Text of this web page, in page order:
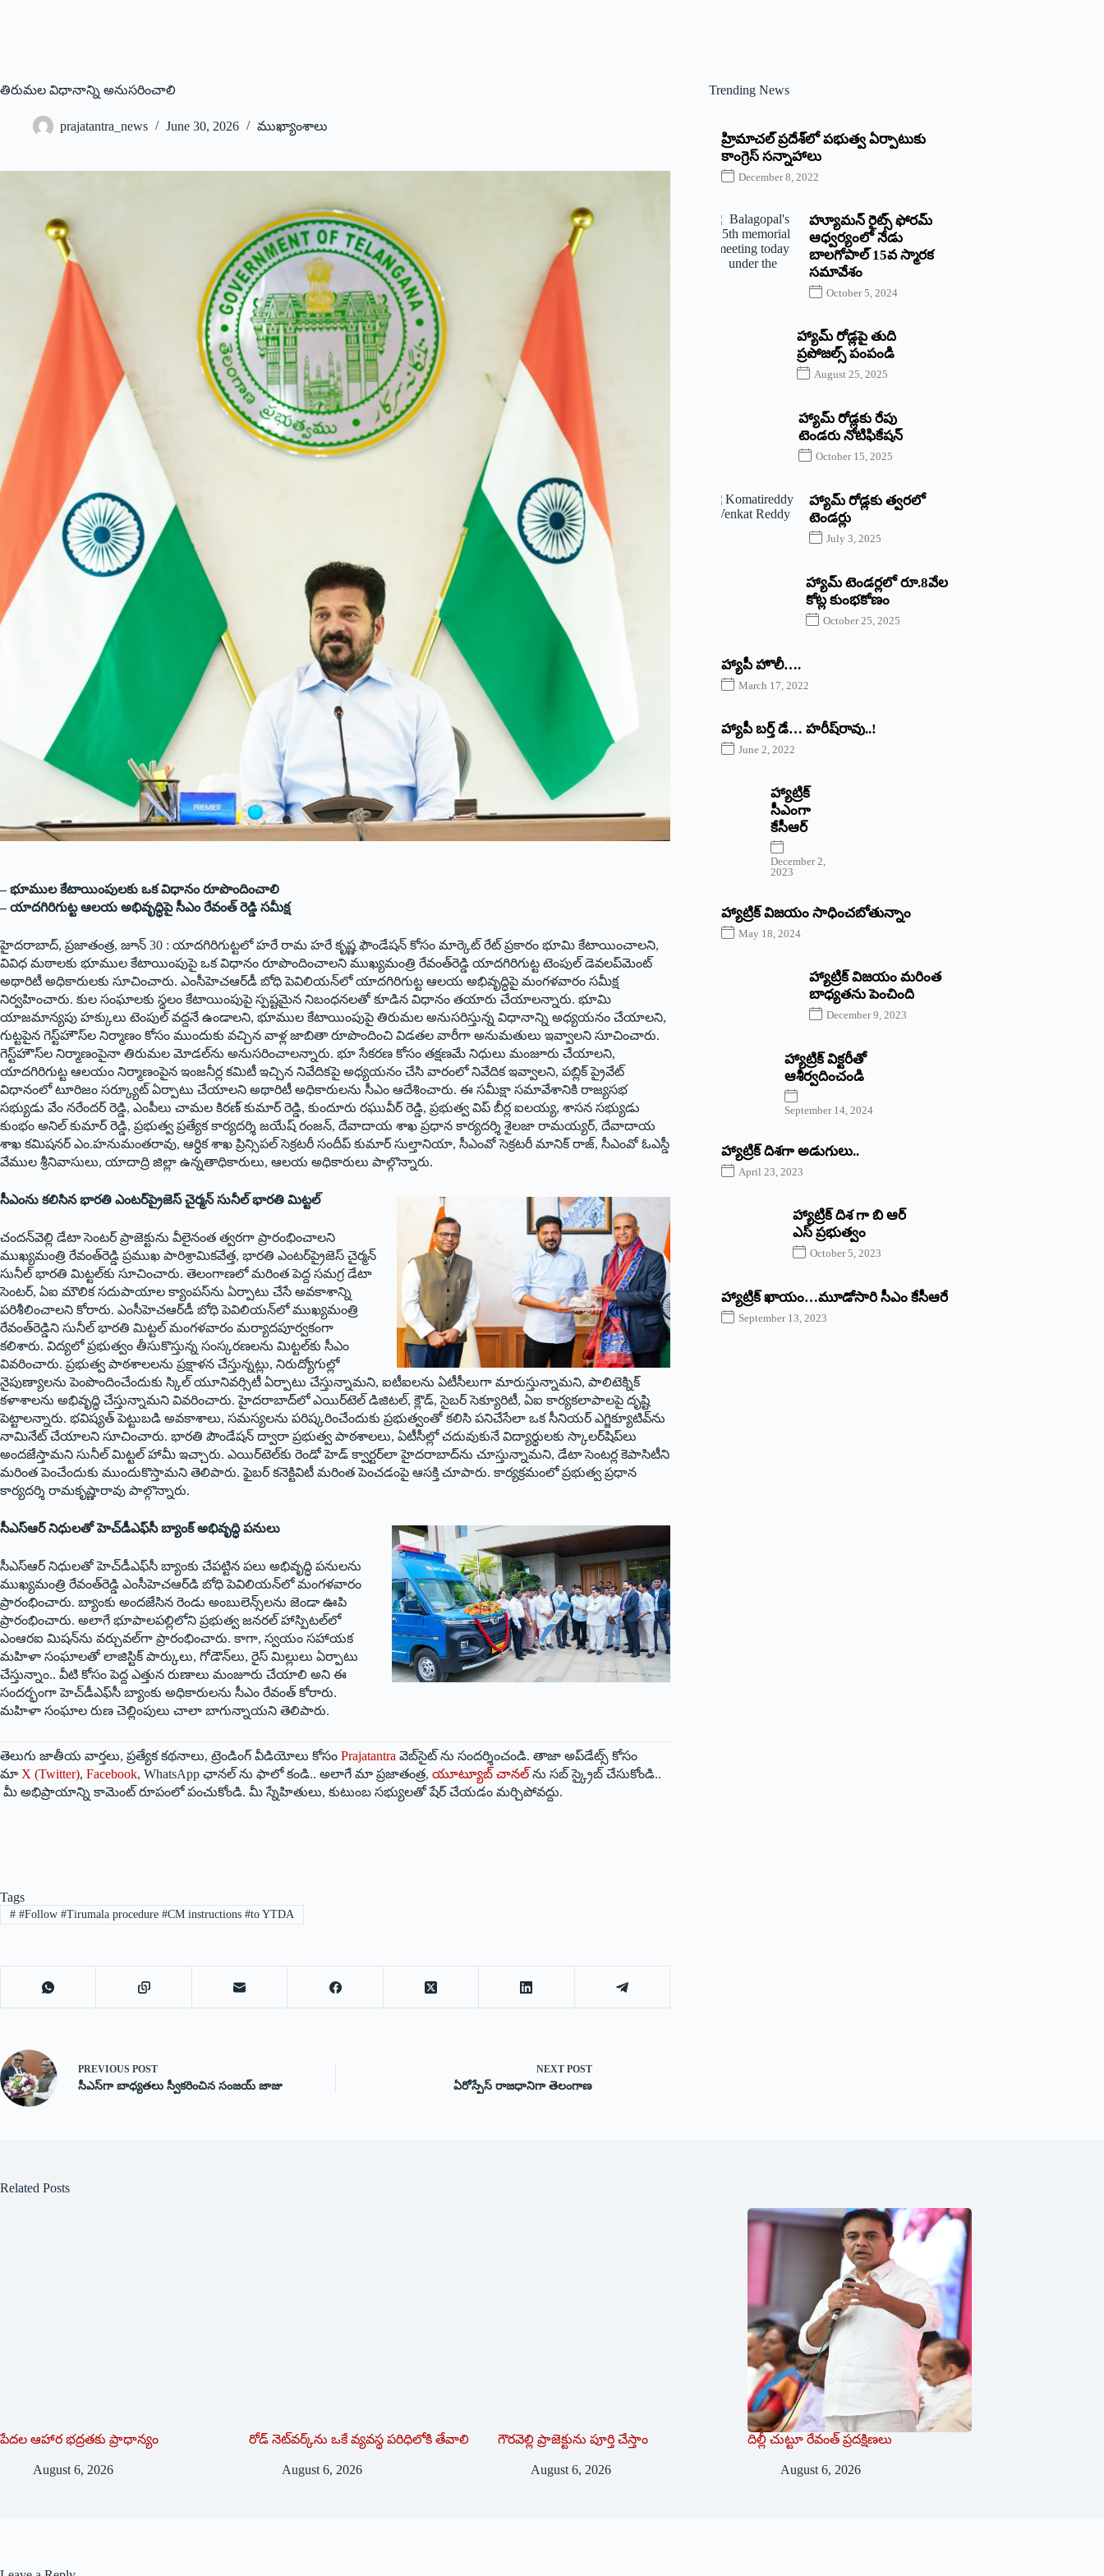
తిరుమల విధానాన్ని అనుసరించాలి
prajatantra_news June 30, 2026 ముఖ్యాంశాలు
– భూముల కేటాయింపులకు ఒక విధానం రూపొందించాలి
– యాదగిరిగుట్ట ఆలయ అభివృద్ధిపై సీఎం రేవంత్ రెడ్డి సమీక్ష
హైదరాబాద్, ప్రజాతంత్ర, జూన్ 30 : యాదగిరిగుట్టలో హరే రామ హరే కృష్ణ ఫౌండేషన్ కోసం మార్కెట్ రేట్ ప్రకారం భూమి కేటాయించాలని,
వివిధ మఠాలకు భూముల కేటాయింపుపై ఒక విధానం రూపొందించాలని ముఖ్యమంత్రి రేవంత్‌రెడ్డి యాదగిరిగుట్ట టెంపుల్ డెవలప్‌మెంట్
అథారిటీ అధికారులకు సూచించారు. ఎంసీహెచఆర్‌డీ బోధి పెవిలియన్‌లో యాదగిరిగుట్ట ఆలయ అభివృద్ధిపై మంగళవారం సమీక్ష
నిర్వహించారు. కుల సంఘాలకు స్థలం కేటాయింపుపై స్పష్టమైన నిబంధనలతో కూడిన విధానం తయారు చేయాలన్నారు. భూమి
యాజమాన్యపు హక్కులు టెంపుల్ వద్దనే ఉండాలని, భూముల కేటాయింపుపై తిరుమల అనుసరిస్తున్న విధానాన్ని అధ్యయనం చేయాలని,
గుట్టపైన గెస్ట్‌హౌస్‌ల నిర్మాణం కోసం ముందుకు వచ్చిన వాళ్ల జాబితా రూపొందించి విడతల వారీగా అనుమతులు ఇవ్వాలని సూచించారు.
గెస్ట్‌హౌస్‌ల నిర్మాణంపైనా తిరుమల మోడల్‌ను అనుసరించాలన్నారు. భూ సేకరణ కోసం తక్షణమే నిధులు మంజూరు చేయాలని,
యాదగిరిగుట్ట ఆలయం నిర్మాణంపైన ఇంజనీర్ల కమిటీ ఇచ్చిన నివేదికపై అధ్యయనం చేసి వారంలో నివేదిక ఇవ్వాలని, పబ్లిక్ ప్రైవేట్
విధానంలో టూరిజం సర్క్యూట్ ఏర్పాటు చేయాలని అథారిటీ అధికారులను సీఎం ఆదేశించారు. ఈ సమీక్షా సమావేశానికి రాజ్యసభ
సభ్యుడు వేం నరేందర్ రెడ్డి, ఎంపీలు చామల కిరణ్ కుమార్ రెడ్డి, కుందూరు రఘువీర్ రెడ్డి, ప్రభుత్వ విప్ బీర్ల ఐలయ్య, శాసన సభ్యుడు
కుంభం అనిల్ కుమార్ రెడ్డి, ప్రభుత్వ ప్రత్యేక కార్యదర్శి జయేష్ రంజన్, దేవాదాయ శాఖ ప్రధాన కార్యదర్శి శైలజా రామయ్యర్, దేవాదాయ
శాఖ కమిషనర్ ఎం.హనుమంతరావు, ఆర్ధిక శాఖ ప్రిన్సిపల్ సెక్రటరీ సందీప్ కుమార్ సుల్తానియా, సీఎంవో సెక్రటరీ మానిక్ రాజ్, సీఎంవో ఓఎస్డీ
వేముల శ్రీనివాసులు, యాదాద్రి జిల్లా ఉన్నతాధికారులు, ఆలయ అధికారులు పాల్గొన్నారు.
సీఎంను కలిసిన భారతి ఎంటర్‌ప్రైజెస్ చైర్మన్ సునీల్ భారతి మిట్టల్
చందన్‌వెల్లి డేటా సెంటర్ ప్రాజెక్టును వీలైనంత త్వరగా ప్రారంభించాలని
ముఖ్యమంత్రి రేవంత్‌రెడ్డి ప్రముఖ పారిశ్రామికవేత్త, భారతి ఎంటర్‌ప్రైజెస్ చైర్మన్
సునీల్ భారతి మిట్టల్‌కు సూచించారు. తెలంగాణలో మరింత పెద్ద సమగ్ర డేటా
సెంటర్, ఏఐ మౌలిక సదుపాయాల క్యాంపస్‌ను ఏర్పాటు చేసే అవకాశాన్ని
పరిశీలించాలని కోరారు. ఎంసీహెచఆర్‌డీ బోధి పెవిలియన్‌లో ముఖ్యమంత్రి
రేవంత్‌రెడ్డిని సునీల్ భారతి మిట్టల్ మంగళవారం మర్యాదపూర్వకంగా
కలిశారు. విద్యలో ప్రభుత్వం తీసుకొస్తున్న సంస్కరణలను మిట్టల్‌కు సీఎం
వివరించారు. ప్రభుత్వ పాఠశాలలను ప్రక్షాళన చేస్తున్నట్లు, నిరుద్యోగుల్లో
నైపుణ్యాలను పెంపొందించేందుకు స్కిల్ యూనివర్సిటీ ఏర్పాటు చేస్తున్నామని, ఐటీఐలను ఏటీసీలుగా మారుస్తున్నామని, పాలిటెక్నిక్
కళాశాలను అభివృద్ధి చేస్తున్నామని వివరించారు. హైదరాబాద్‌లో ఎయిర్‌టెల్ డిజిటల్, క్లౌడ్, సైబర్ సెక్యూరిటీ, ఏఐ కార్యకలాపాలపై దృష్టి
పెట్టాలన్నారు. భవిష్యత్ పెట్టుబడి అవకాశాలు, సమస్యలను పరిష్కరించేందుకు ప్రభుత్వంతో కలిసి పనిచేసేలా ఒక సీనియర్ ఎగ్జిక్యూటివ్‌ను
నామినేట్ చేయాలని సూచించారు. భారతి పౌండేషన్ ద్వారా ప్రభుత్వ పాఠశాలలు, ఏటీసీల్లో చదువుకునే విద్యార్థులకు స్కాలర్‌షిప్‌లు
అందజేస్తామని సునీల్ మిట్టల్ హామీ ఇచ్చారు. ఎయిర్‌టెల్‌కు రెండో హెడ్ క్వార్టర్‌లా హైదరాబాద్‌ను చూస్తున్నామని, డేటా సెంటర్ల కెపాసిటీని
మరింత పెంచేందుకు ముందుకొస్తామని తెలిపారు. ఫైబర్ కనెక్టివిటీ మరింత పెంచడంపై ఆసక్తి చూపారు. కార్యక్రమంలో ప్రభుత్వ ప్రధాన
కార్యదర్శి రామకృష్ణారావు పాల్గొన్నారు.
సీఎస్‌ఆర్ నిధులతో హెచ్‌డీఎఫ్‌సీ బ్యాంక్ అభివృద్ధి పనులు
సీఎస్‌ఆర్ నిధులతో హెచ్‌డీఎఫ్‌సీ బ్యాంకు చేపట్టిన పలు అభివృద్ధి పనులను
ముఖ్యమంత్రి రేవంత్‌రెడ్డి ఎంసీహెచఆర్‌డి బోధి పెవిలియన్‌లో మంగళవారం
ప్రారంభించారు. బ్యాంకు అందజేసిన రెండు అంబులెన్స్‌లను జెండా ఊపి
ప్రారంభించారు. అలాగే భూపాలపల్లిలోని ప్రభుత్వ జనరల్ హాస్పిటల్‌లో
ఎంఆరఐ మిషన్‌ను వర్చువల్‌గా ప్రారంభించారు. కాగా, స్వయం సహాయక
మహిళా సంఘాలతో లాజిస్టిక్ పార్కులు, గోడౌన్‌లు, రైస్ మిల్లులు ఏర్పాటు
చేస్తున్నాం.. వీటి కోసం పెద్ద ఎత్తున రుణాలు మంజూరు చేయాలి అని ఈ
సందర్భంగా హెచ్‌డీఎఫ్‌సీ బ్యాంకు అధికారులను సీఎం రేవంత్ కోరారు.
మహిళా సంఘాల రుణ చెల్లింపులు చాలా బాగున్నాయని తెలిపారు.
తెలుగు జాతీయ వార్తలు, ప్రత్యేక కథనాలు, ట్రెండింగ్ వీడియోలు కోసం Prajatantra వెబ్‌సైట్ ను సందర్శించండి. తాజా అప్‌డేట్స్ కోసం
మా X (Twitter), Facebook, WhatsApp ఛానల్ ను ఫాలో కండి.. అలాగే మా ప్రజాతంత్ర, యూట్యూబ్ చానల్ ను సబ్ స్క్రైబ్ చేసుకోండి..
మీ అభిప్రాయాన్ని కామెంట్ రూపంలో పంచుకోండి. మీ స్నేహితులు, కుటుంబ సభ్యులతో షేర్ చేయడం మర్చిపోవద్దు.
Tags
##Follow #Tirumala procedure #CM instructions #to YTDA
PREVIOUS POST
సీఎస్‌గా బాధ్యతలు స్వీకరించిన సంజయ్ జాజు
NEXTPOST
ఏరోస్పేస్ రాజధానిగా తెలంగాణ
Trending News
‌హ్రిమాచల్‌ ‌ప్రదేశ్‌లో పభుత్వ ఏర్పాటుకు
కాంగ్రెస్‌ ‌సన్నాహాలు
December 8, 2022
హ్యూమన్‌ రైట్స్‌ ఫోరమ్‌
ఆధ్వర్యంలో నేడు
బాలగోపాల్‌ 15వ స్మారక
సమావేశం
October 5, 2024
హ్యామ్‌ రోడ్లపై తుది
ప్రపోజల్స్‌ పంపండి
August 25, 2025
హ్యామ్‌ రోడ్లకు రేపు
టెండరు నోటిఫికేషన్‌
October 15, 2025
హ్యామ్‌ రోడ్లకు త్వరలో
టెండర్లు
July 3, 2025
హ్యామ్‌ ‌టెండర్లలో రూ.8వేల
కోట్ల కుంభకోణం
October 25, 2025
హ్యాపీ హొలీ….
March 17, 2022
హ్యాపీ బర్త్ ‌డే… హరీష్‌రావు..!
June 2, 2022
హ్యాట్రిక్‌
‌సీఎంగా
కేసీఆర్‌
December 2,
2023
హ్యాట్రిక్‌ విజయం సాధించబోతున్నాం
May 18, 2024
హ్యాట్రిక్ విజయం మరింత
బాధ్యతను పెంచింది
December 9, 2023
హ్యాట్రిక్‌ ‌విక్టరీతో
ఆశీర్వదించండి
September 14, 2024
‌హ్యాట్రిక్‌ ‌దిశగా అడుగులు..
April 23, 2023
హ్యాట్రిక్ దిశ గా బి ఆర్
ఎస్ ప్రభుత్వం
October 5, 2023
హ్యాట్రిక్‌ ‌ఖాయం…మూడోసారి సీఎం కేసీఆరే
September 13, 2023
Related Posts
పేదల ఆహార భద్రతకు ప్రాధాన్యం
August 6, 2026
రోడ్ నెట్‌వర్క్‌ను ఒకే వ్య‌వ‌స్థ ప‌రిధిలోకి తేవాలి
August 6, 2026
గౌరవెల్లి ప్రాజెక్టును పూర్తి చేస్తాం
August 6, 2026
దిల్లీ చుట్టూ రేవంత్ ప్ర‌ద‌క్షిణ‌లు
August 6, 2026